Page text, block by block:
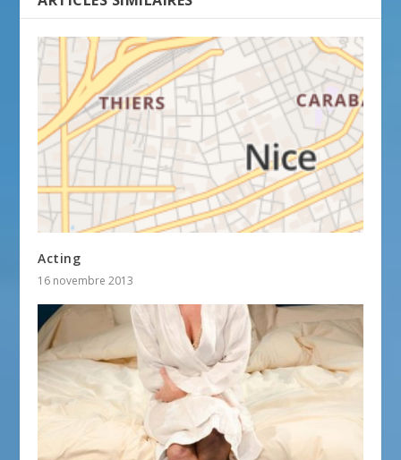
Acting
16 novembre 2013